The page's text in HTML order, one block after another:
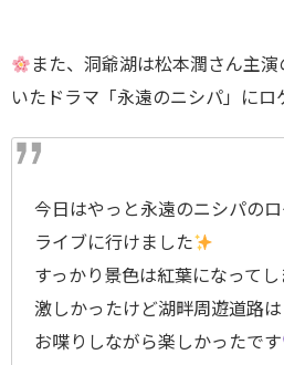
また、洞爺湖は松本潤さん主
いたドラマ「永遠のニシパ」にロ
今日はやっと永遠のニシパの
ライブに行けました
すっかり景色は紅葉になって
激しかったけど湖畔周遊道路
お喋りしながら楽しかったです